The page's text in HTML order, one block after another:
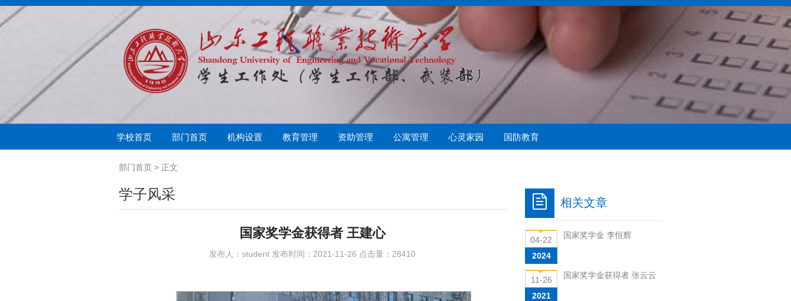
学校首页 部门首页 机构设置
学生处简介
教育管理
思想教育
资助管理
奖助学金
公寓管理 心灵家园
中心简介
国防教育
军事训练
部门首页> 正文
学子风采
国家奖学金获得者 王建心
发布人：student 发布时间：2021-11-26 点击量： 28410
相关文章
04-22
2024
国家奖学金 李恒辉
11-26
2021
国家奖学金获得者 张云云